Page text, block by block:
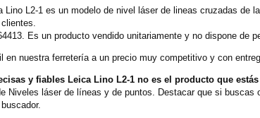
L2-1 es un modelo de nivel láser de lineas cruzadas de
Es un producto vendido unitariamente y no dispone de
en nuestra ferretería a un precio muy competitivo y con
y fiables Leica Lino L2-1 no es el producto que
Niveles láser de líneas y de puntos. Destacar que si